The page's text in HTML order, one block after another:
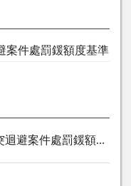
案件處罰鍰額度基準
件處罰鍰額度基準.pdf